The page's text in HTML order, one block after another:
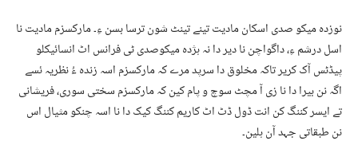
نوزدہ میکو صدی اسکان مادیت تینے تینٹ شون ترسا بسن ءِ۔ مارکسزم مادیت نا
اسل درشم ءِ، داگواچن نا دیر دا نہ ہژدہ میکوصدی ٹی فرانس اٹ انسائیکلو
پیڈٹس آک کریر تاکہ مخلوق دا سرپد مرے کہ مارکسزم اسہ زندہ ءُ نظریہ ئسے
اگہ نن بیرا دا نا زی آ مچٹ سوچ و پام کین کہ مارکسزم سختی سوری، فریشانی
تے ایسر کننگ کن انت ڈول ڈٹ اٹ کاریم کننگ کیک دا نا اسہ چنکو مثیال اس
نن طبقاتی جہد آن ہلین۔